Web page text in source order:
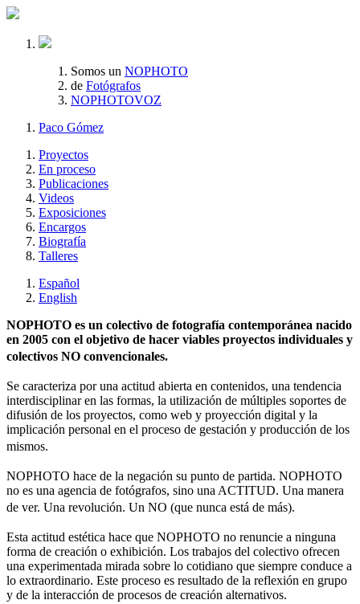
Somos un NOPHOTO
de Fotógrafos
NOPHOTOVOZ
Paco Gómez
Proyectos
En proceso
Publicaciones
Videos
Exposiciones
Encargos
Biografía
Talleres
Español
English
NOPHOTO es un colectivo de fotografía contemporánea nacido
en 2005 con el objetivo de hacer viables proyectos individuales y
colectivos NO convencionales.
Se caracteriza por una actitud abierta en contenidos, una tendencia
interdisciplinar en las formas, la utilización de múltiples soportes de
difusión de los proyectos, como web y proyección digital y la
implicación personal en el proceso de gestación y producción de los
mismos.
NOPHOTO hace de la negación su punto de partida. NOPHOTO
no es una agencia de fotógrafos, sino una ACTITUD. Una manera
de ver. Una revolución. Un NO (que nunca está de más).
Esta actitud estética hace que NOPHOTO no renuncie a ninguna
forma de creación o exhibición. Los trabajos del colectivo ofrecen
una experimentada mirada sobre lo cotidiano que siempre conduce a
lo extraordinario. Este proceso es resultado de la reflexión en grupo
y de la interacción de procesos de creación alternativos.